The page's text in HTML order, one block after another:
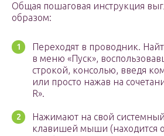
Общая пошаговая инструкция
образом:
Переходят в проводник.
в меню «Пуск»,
строкой, консолью, введя
или просто нажав на
R».
Нажимают на свой
клавишей мыши (находится